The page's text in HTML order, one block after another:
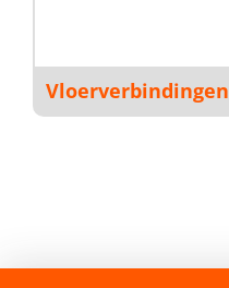
Vloerverbindingen